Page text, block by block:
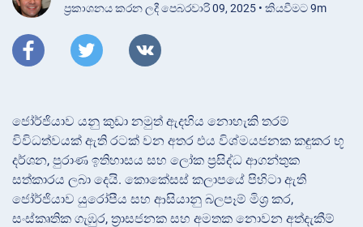
ප්‍රකාශනය කරන ලදී පෙබරවාරි 09, 2025 • කියවීමට 9m
ජෝර්ජියාව යනු කුඩා නමුත් ඇදහිය නොහැකි තරම්
විවිධත්වයක් ඇති රටක් වන අතර එය විශ්මයජනක කඳුකර භූ
දර්ශන, පුරාණ ඉතිහාසය සහ ලෝක ප්‍රසිද්ධ ආගන්තුක
සත්කාරය ලබා දෙයි. කොකේසස් කලාපයේ පිහිටා ඇති
ජෝර්ජියාව යුරෝපීය සහ ආසියානු බලපෑම් මිශ්‍ර කර,
සංස්කෘතික ගැඹුර, ත්‍රාසජනක සහ අමතක නොවන අත්දැකීම්